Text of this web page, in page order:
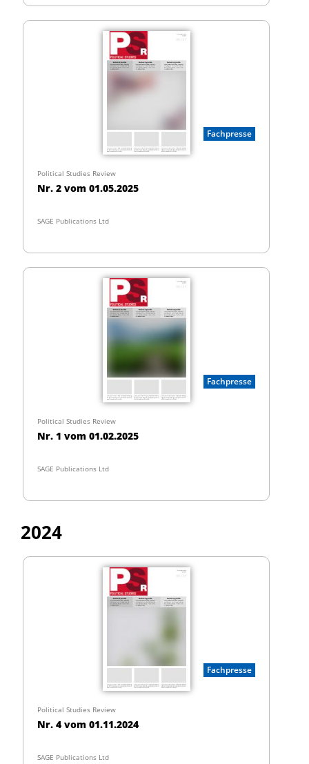
Fachpresse
Political Studies Review
Nr. 2 vom 01.05.2025
SAGE Publications Ltd
Fachpresse
Political Studies Review
Nr. 1 vom 01.02.2025
SAGE Publications Ltd
2024
Fachpresse
Political Studies Review
Nr. 4 vom 01.11.2024
SAGE Publications Ltd